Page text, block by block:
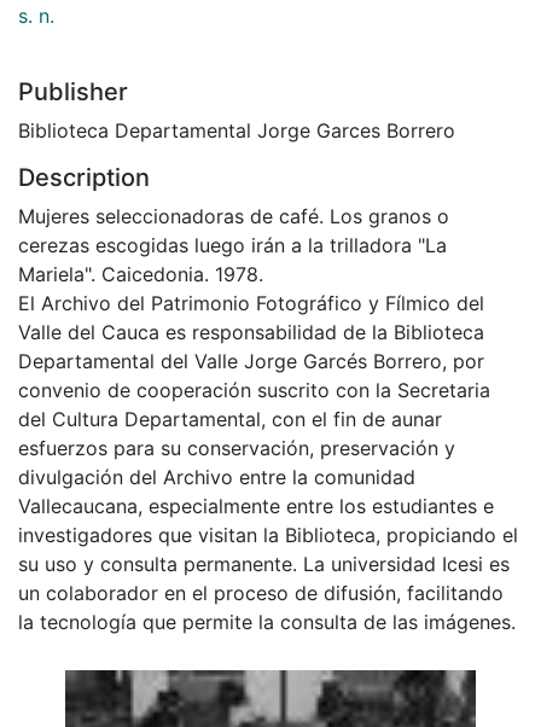
s. n.
Publisher
Biblioteca Departamental Jorge Garces Borrero
Description
Mujeres seleccionadoras de café. Los granos o
cerezas escogidas luego irán a la trilladora "La
Mariela". Caicedonia. 1978.
El Archivo del Patrimonio Fotográfico y Fílmico del
Valle del Cauca es responsabilidad de la Biblioteca
Departamental del Valle Jorge Garcés Borrero, por
convenio de cooperación suscrito con la Secretaria
del Cultura Departamental, con el fin de aunar
esfuerzos para su conservación, preservación y
divulgación del Archivo entre la comunidad
Vallecaucana, especialmente entre los estudiantes e
investigadores que visitan la Biblioteca, propiciando el
su uso y consulta permanente. La universidad Icesi es
un colaborador en el proceso de difusión, facilitando
la tecnología que permite la consulta de las imágenes.